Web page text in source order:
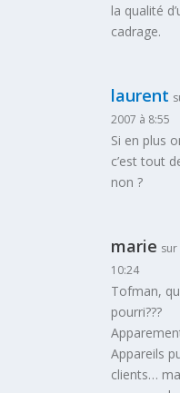
la qualité
cadrage.
laurent
2007 à 8:55
Si en plus
c’est tout
non ?
marie
10:24
Tofman,
pourri???
Appareils
clients…